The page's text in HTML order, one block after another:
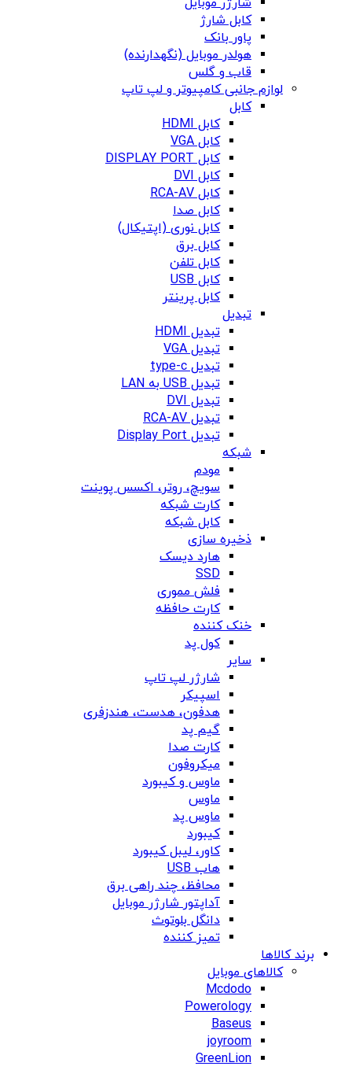
کابل شارژ
پاور بانک
هولدر موبایل (نگهدارنده)
قاب و گلس
لوازم جانبی کامپیوتر و لپ تاپ
کابل
کابل HDMI
کابل VGA
کابل DISPLAY PORT
کابل DVI
کابل RCA-AV
کابل صدا
کابل نوری (اپتیکال)
کابل برق
کابل تلفن
کابل USB
کابل پرینتر
تبدیل
تبدیل HDMI
تبدیل VGA
تبدیل type-c
تبدیل USB به LAN
تبدیل DVI
تبدیل RCA-AV
تبدیل Display Port
شبکه
مودم
سویچ، روتر، اکسس پوینت
کارت شبکه
کابل شبکه
ذخیره سازی
هارد دیسک
SSD
فلش مموری
کارت حافظه
خنک کننده
کول پد
سایر
شارژر لپ تاپ
اسپیکر
هدفون، هدست، هندزفری
گیم پد
کارت صدا
میکروفون
ماوس و کیبورد
ماوس
ماوس پد
کیبورد
کاور، لیبل کیبورد
هاب USB
محافظ، چند راهی برق
آداپتور شارژر موبایل
دانگل بلوتوث
تمیز کننده
برند کالاها
کالاهای موبایل
Mcdodo
Powerology
Baseus
joyroom
GreenLion